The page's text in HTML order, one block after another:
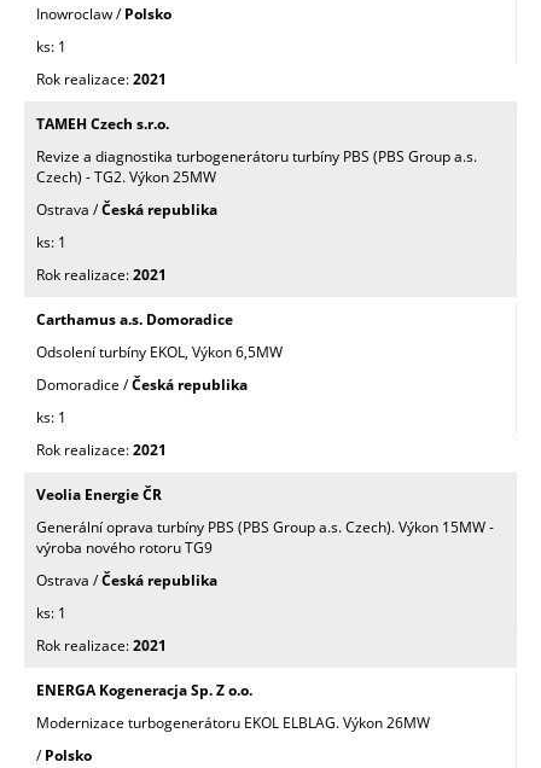
Inowroclaw /Polsko
1
2021
TAMEH Czech s.r.o.
Revize a diagnostika turbogenerátoru turbíny PBS (PBS Group a.s.
Czech) - TG2. Výkon 25MW
Ostrava /Česká republika
1
2021
Carthamus a.s. Domoradice
Odsolení turbíny EKOL, Výkon 6,5MW
Domoradice /Česká republika
1
2021
Veolia Energie ČR
Generální oprava turbíny PBS (PBS Group a.s. Czech). Výkon 15MW -
výroba nového rotoru TG9
Ostrava /Česká republika
1
2021
ENERGA Kogeneracja Sp. Z o.o.
Modernizace turbogenerátoru EKOL ELBLAG. Výkon 26MW
/Polsko